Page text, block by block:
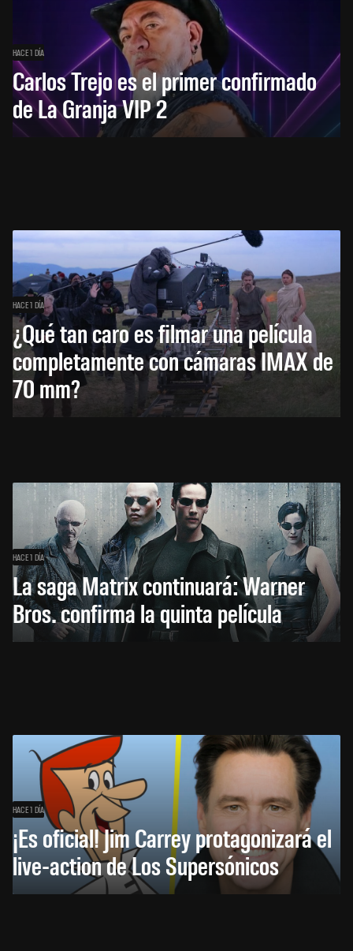
HACE 1 DÍA
Carlos Trejo es el primer confirmado
de La Granja VIP 2
HACE 1 DÍA
¿Qué tan caro es filmar una película
completamente con cámaras IMAX de
70 mm?
HACE 1 DÍA
La saga Matrix continuará: Warner
Bros. confirma la quinta película
HACE 1 DÍA
¡Es oficial! Jim Carrey protagonizará el
live-action de Los Supersónicos